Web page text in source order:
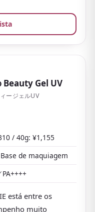
solares
Beauty Gel UV
ージェルUV
/ 40g: ¥1,155
de maquiagem
PA++++
está entre os
muito